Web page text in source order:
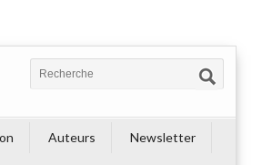
Auteurs
Newsletter